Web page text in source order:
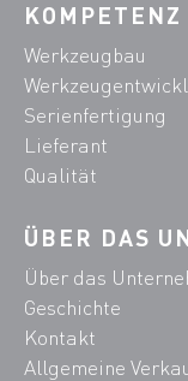
KOMPETENZ
Werkzeugbau
Serienfertigung
Lieferant
Qualität
ÜBER DAS
Über das
Geschichte
Kontakt
Allgemeine